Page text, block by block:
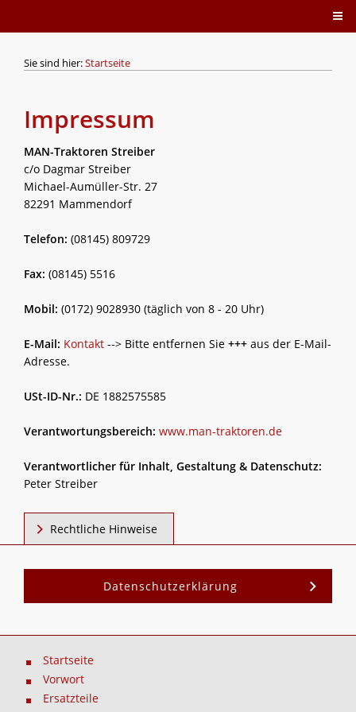
Sie sind hier:Startseite
Impressum
MAN-Traktoren Streiber
c/o Dagmar Streiber
Michael-Aumüller-Str. 27
82291 Mammendorf
Telefon: (08145) 809729
Fax: (08145) 5516
Mobil: (0172) 9028930 (täglich von 8 - 20 Uhr)
E-Mail: Kontakt --> Bitte entfernen Sie +++ aus der E-Mail-
Adresse.
USt-ID-Nr.: DE 1882575585
Verantwortungsbereich: www.man-traktoren.de
Verantwortlicher für Inhalt, Gestaltung & Datenschutz:
Peter Streiber
Rechtliche Hinweise
Datenschutzerklärung
Startseite
Vorwort
Ersatzteile